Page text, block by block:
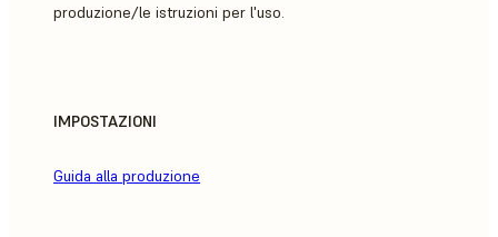
produzione/le istruzioni per l'uso.
IMPOSTAZIONI
Guida alla produzione